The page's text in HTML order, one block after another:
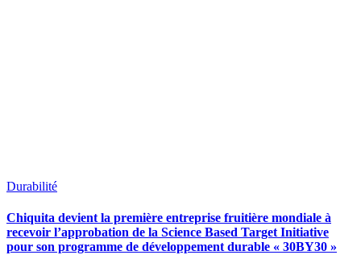
Durabilité
Chiquita devient la première entreprise fruitière mondiale à
recevoir l’approbation de la Science Based Target Initiative
pour son programme de développement durable « 30BY30 »